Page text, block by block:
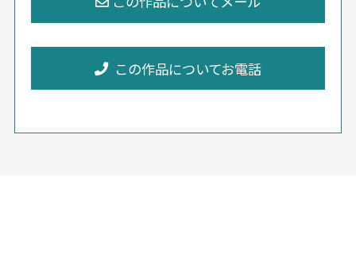
この作品についてお電話